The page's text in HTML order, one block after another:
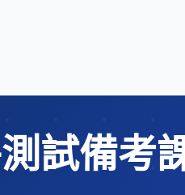
試備考